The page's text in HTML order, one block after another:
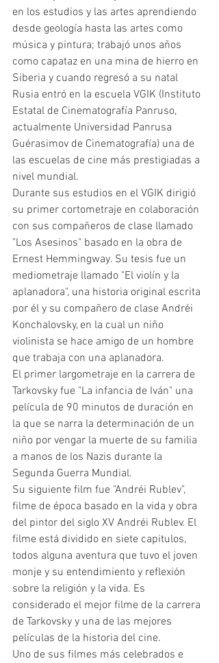
en los estudios y las artes aprendiendo
desde geología hasta las artes como
música y pintura; trabajó unos años
como capataz en una mina de hierro en
Siberia y cuando regresó a su natal
Rusia entró en la escuela VGIK (Instituto
Estatal de Cinematografía Panruso,
actualmente Universidad Panrusa
Guérasimov de Cinematografía) una de
las escuelas de cine más prestigiadas a
nivel mundial.
Durante sus estudios en el VGIK dirigió
su primer cortometraje en colaboración
con sus compañeros de clase llamado
"Los Asesinos" basado en la obra de
Ernest Hemmingway. Su tesis fue un
mediometraje llamado "El violín y la
aplanadora", una historia original escrita
por él y su compañero de clase Andréi
Konchalovsky, en la cual un niño
violinista se hace amigo de un hombre
que trabaja con una aplanadora.
El primer largometraje en la carrera de
Tarkovsky fue "La infancia de Iván" una
película de 90 minutos de duración en
la que se narra la determinación de un
niño por vengar la muerte de su familia
a manos de los Nazis durante la
Segunda Guerra Mundial.
Su siguiente film fue "Andréi Rublev",
filme de época basado en la vida y obra
del pintor del siglo XV Andréi Rublev. El
filme está dividido en siete capitulos,
todos alguna aventura que tuvo el joven
monje y su entendimiento y reflexión
sobre la religión y la vida. Es
considerado el mejor filme de la carrera
de Tarkovsky y una de las mejores
películas de la historia del cine.
Uno de sus filmes más celebrados e